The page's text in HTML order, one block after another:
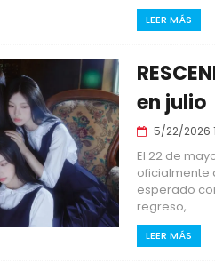
LEER MÁS
en julio
5/22/2026
El 22 de
oficialmente
esperado
regreso,...
LEER MÁS